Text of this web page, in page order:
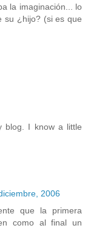
la imaginación... lo
su ¿hijo? (si es que
blog. I know a little
2006
que la primera
como al final un